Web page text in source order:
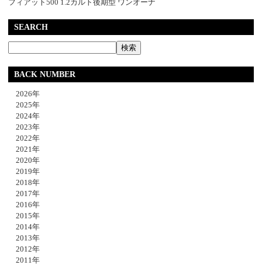
フィアット500 1.2カルト後期型 ワンオーナ
SEARCH
BACK NUMBER
2026年
2025年
2024年
2023年
2022年
2021年
2020年
2019年
2018年
2017年
2016年
2015年
2014年
2013年
2012年
2011年